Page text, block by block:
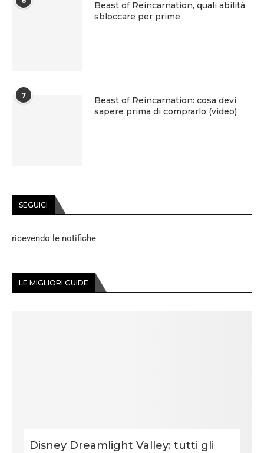
Beast of Reincarnation, quali abilità
sbloccare per prime
7
Beast of Reincarnation: cosa devi
sapere prima di comprarlo (video)
SEGUICI
ricevendo le notifiche
LE MIGLIORI GUIDE
Disney Dreamlight Valley: tutti gli